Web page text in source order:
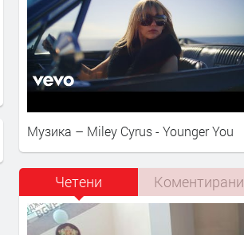
Музика – Miley Cyrus - Younger You
Четени Коментирани